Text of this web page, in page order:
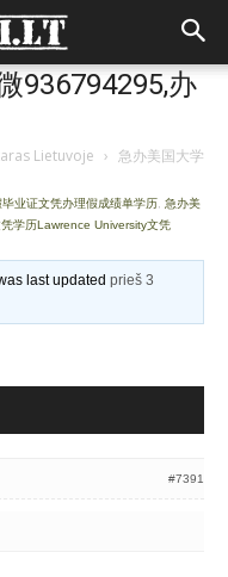
936794295,办
Lietuvoje › 急办美国大学
业证文凭办理假成绩单学历 急办美
学历Lawrence University文凭
last updatedprieš 3
#7391